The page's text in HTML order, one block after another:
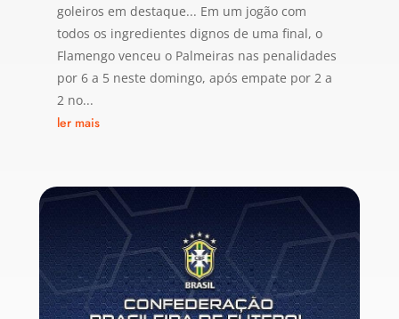
goleiros em destaque... Em um jogão com
todos os ingredientes dignos de uma final, o
Flamengo venceu o Palmeiras nas penalidades
por 6 a 5 neste domingo, após empate por 2 a
2 no...
ler mais